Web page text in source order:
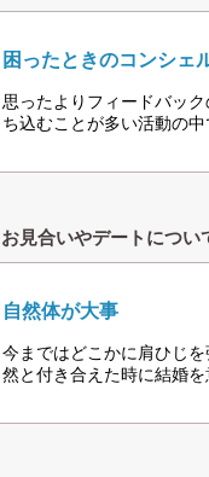
困ったときのコンシェ
思ったよりフィードバッ
ち込むことが多い活動の中
お見合いやデートについ
自然体が大事
今まではどこかに肩ひじ
然と付き合えた時に結婚を